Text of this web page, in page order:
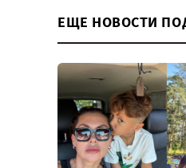
ЕЩЕ НОВОСТИ